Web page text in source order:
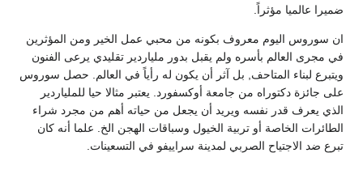
ضميرا عالميا مؤثراً.
ان سوروس اليوم معروف بكونه من محبي عمل الخير ومن المؤثرين
في مجرى العالم بأسره ولم يقبل بدور ملياردير تقليدي يرعى الفنون
ويتبرع لبناء المتاحف, بل آثر أن يكون له رأياً في العالم. حصل سوروس
على جائزة دكتوراه من جامعة أوكسفورد. يعتبر مثالا حيا للملياردير
الذي يعرف قدر نفسه ويريد أن يجعل من حياته أهم من مجرد شراء
الطائرات الخاصة أو تربية الخيول وسباقات الهجن الخ. علما أنه كان
تبرع ضد الاجتياح الصربي لمدينة سراييفو في التسعينات.